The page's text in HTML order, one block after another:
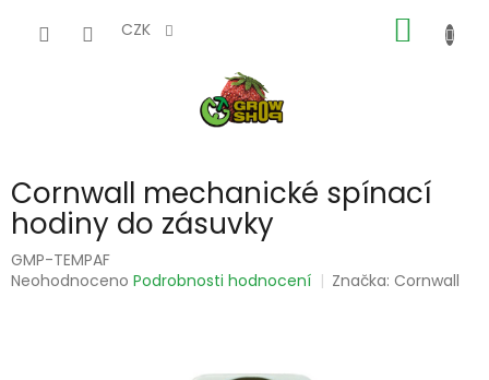
CZK
KOŠÍK
Cornwall mechanické spínací
hodiny do zásuvky
GMP-TEMPAF
Průměrné
Neohodnoceno Podrobnosti hodnocení Značka:Cornwall